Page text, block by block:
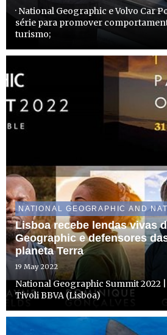
· National Geographic e Volvo Car
série para promover
turismo;
Lisboa recebe lendas vivas
Geographic e defensores
planeta Terra
19 May 2022
National Geographic Summit 2022
Tivoli BBVA (Lisboa)